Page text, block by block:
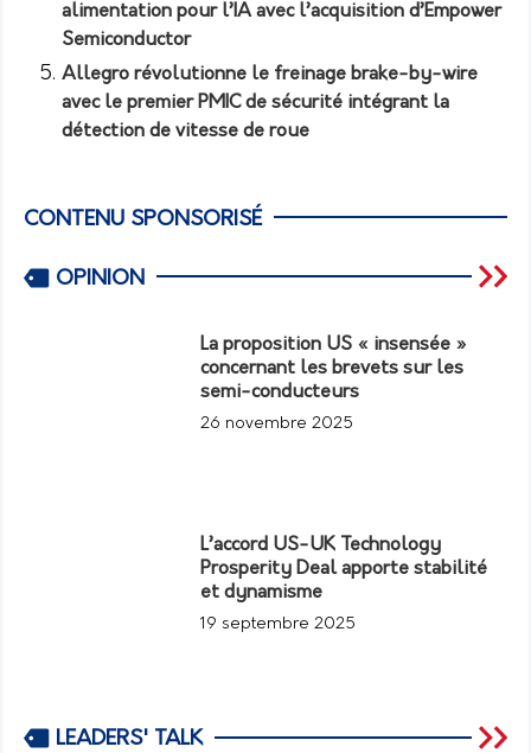
alimentation pour l’IA avec l’acquisition d’Empower
Semiconductor
Allegro révolutionne le freinage brake-by-wire
avec le premier PMIC de sécurité intégrant la
détection de vitesse de roue
CONTENU SPONSORISÉ
OPINION
La proposition US « insensée »
concernant les brevets sur les
semi-conducteurs
26 novembre 2025
L’accord US-UK Technology
Prosperity Deal apporte stabilité
et dynamisme
19 septembre 2025
LEADERS' TALK